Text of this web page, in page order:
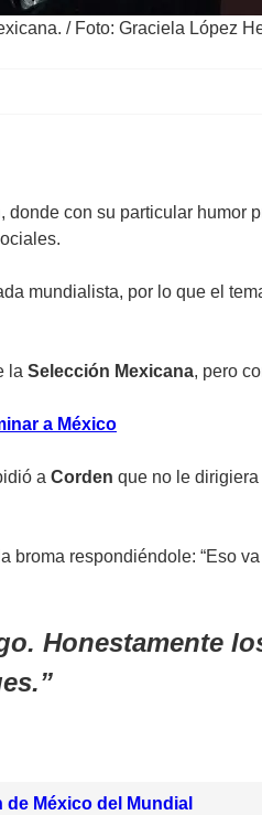
/ Foto: Graciela López
, donde con su particular humor
mundialista, por lo que el
la Selección Mexicana, pero
a México
a Corden que no le
broma respondiéndole: “Eso
Honestamente
México del Mundial